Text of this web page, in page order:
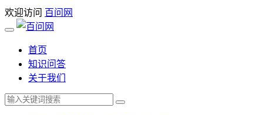
欢迎访问 百问网
首页
知识问答
关于我们